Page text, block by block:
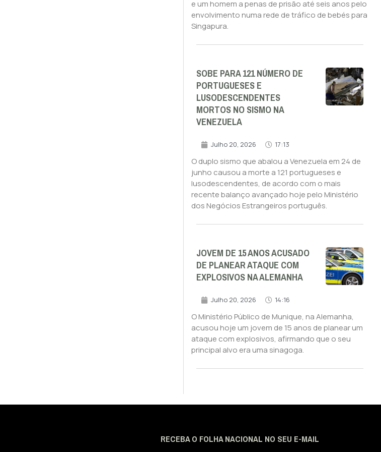
e um homem a penas de prisão até seis anos pelo
envolvimento numa rede de tráfico de bebés para
Singapura.
SOBE PARA 121 NÚMERO DE
PORTUGUESES E
LUSODESCENDENTES
MORTOS NO SISMO NA
VENEZUELA
Julho 20, 2026 17:13
O duplo sismo que abalou a Venezuela em 24 de
junho causou a morte a 121 portugueses e
lusodescendentes, de acordo com o mais
recente balanço avançado hoje pelo Ministério
dos Negócios Estrangeiros português.
JOVEM DE 15 ANOS ACUSADO
DE PLANEAR ATAQUE COM
EXPLOSIVOS NA ALEMANHA
Julho 20, 2026 14:16
O Ministério Público de Munique, na Alemanha,
acusou hoje um jovem de 15 anos de planear um
ataque com explosivos, afirmando que o seu
principal alvo era uma sinagoga.
RECEBA O FOLHA NACIONAL NO SEU E-MAIL